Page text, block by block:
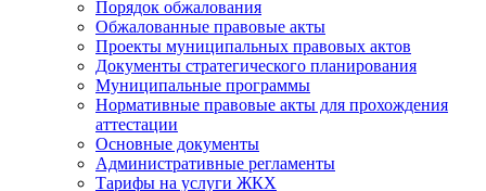
Порядок обжалования
Обжалованные правовые акты
Проекты муниципальных правовых актов
Документы стратегического планирования
Муниципальные программы
Нормативные правовые акты для прохождения
аттестации
Основные документы
Административные регламенты
Тарифы на услуги ЖКХ